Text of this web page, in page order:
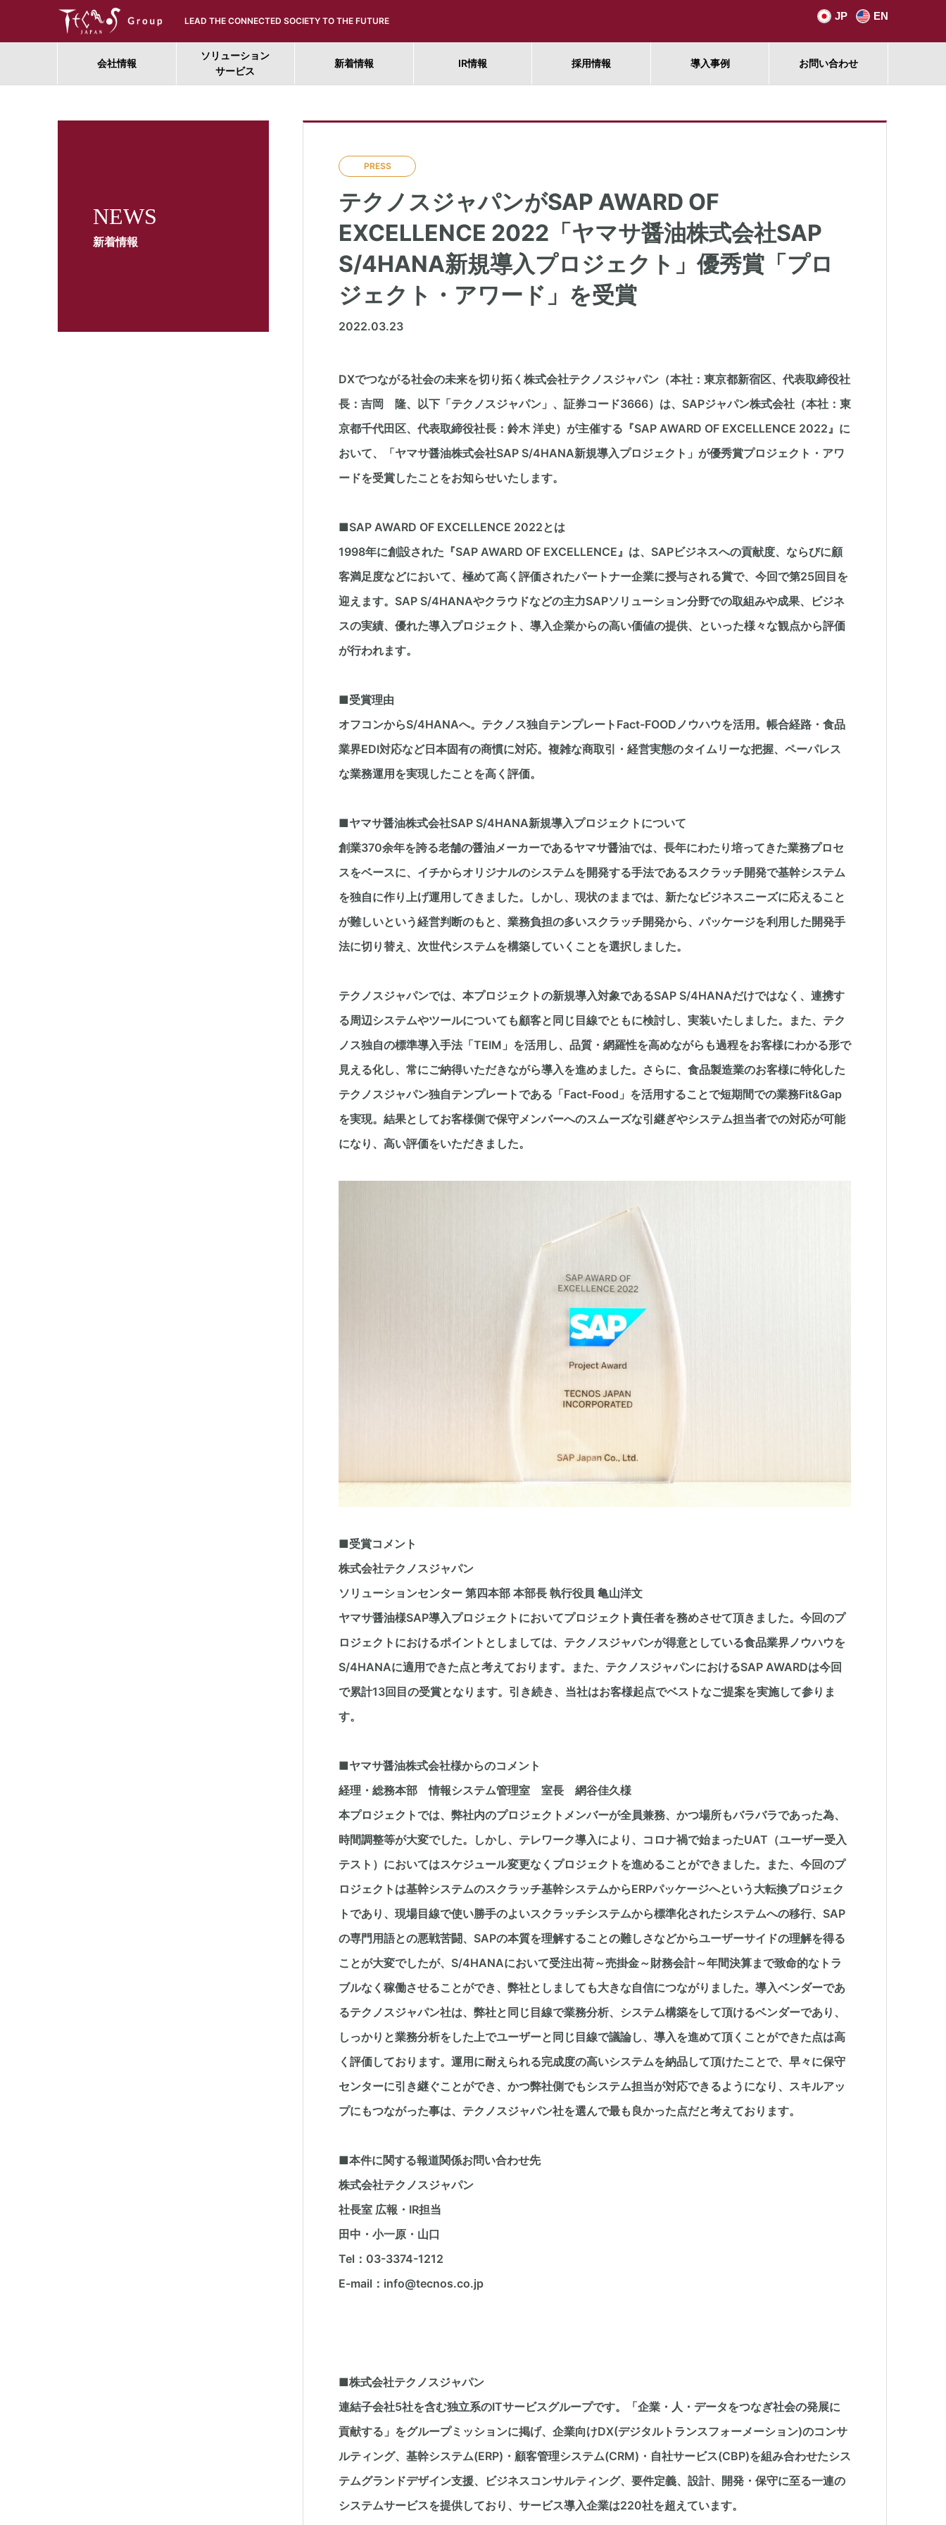
LEAD THE CONNECTED SOCIETY TO THE FUTURE JP EN
会社情報
ソリューション
サービス
新着情報 IR情報 採用情報 導入事例 お問い合わせ
NEWS
新着情報
PRESS
テクノスジャパンがSAP AWARD OF
EXCELLENCE 2022「ヤマサ醤油株式会社SAP
S/4HANA新規導入プロジェクト」優秀賞「プロ
ジェクト・アワード」を受賞
2022.03.23
DXでつながる社会の未来を切り拓く株式会社テクノスジャパン（本社：東京都新宿区、代表取締役社
長：吉岡 隆、以下「テクノスジャパン」、証券コード3666）は、SAPジャパン株式会社（本社：東
京都千代田区、代表取締役社長：鈴木 洋史）が主催する『SAP AWARD OF EXCELLENCE 2022』に
おいて、「ヤマサ醤油株式会社SAP S/4HANA新規導入プロジェクト」が優秀賞プロジェクト・アワ
ードを受賞したことをお知らせいたします。
■SAP AWARD OF EXCELLENCE 2022とは
1998年に創設された『SAP AWARD OF EXCELLENCE』は、SAPビジネスへの貢献度、ならびに顧
客満足度などにおいて、極めて高く評価されたパートナー企業に授与される賞で、今回で第25回目を
迎えます。SAP S/4HANAやクラウドなどの主力SAPソリューション分野での取組みや成果、ビジネ
スの実績、優れた導入プロジェクト、導入企業からの高い価値の提供、といった様々な観点から評価
が行われます。
■受賞理由
オフコンからS/4HANAへ。テクノス独自テンプレートFact-FOODノウハウを活用。帳合経路・食品
業界EDI対応など日本固有の商慣に対応。複雑な商取引・経営実態のタイムリーな把握、ペーパレス
な業務運用を実現したことを高く評価。
■ヤマサ醤油株式会社SAP S/4HANA新規導入プロジェクトについて
創業370余年を誇る老舗の醤油メーカーであるヤマサ醤油では、長年にわたり培ってきた業務プロセ
スをベースに、イチからオリジナルのシステムを開発する手法であるスクラッチ開発で基幹システム
を独自に作り上げ運用してきました。しかし、現状のままでは、新たなビジネスニーズに応えること
が難しいという経営判断のもと、業務負担の多いスクラッチ開発から、パッケージを利用した開発手
法に切り替え、次世代システムを構築していくことを選択しました。
テクノスジャパンでは、本プロジェクトの新規導入対象であるSAP S/4HANAだけではなく、連携す
る周辺システムやツールについても顧客と同じ目線でともに検討し、実装いたしました。また、テク
ノス独自の標準導入手法「TEIM」を活用し、品質・網羅性を高めながらも過程をお客様にわかる形で
見える化し、常にご納得いただきながら導入を進めました。さらに、食品製造業のお客様に特化した
テクノスジャパン独自テンプレートである「Fact-Food」を活用することで短期間での業務Fit&Gap
を実現。結果としてお客様側で保守メンバーへのスムーズな引継ぎやシステム担当者での対応が可能
になり、高い評価をいただきました。
■受賞コメント
株式会社テクノスジャパン
ソリューションセンター 第四本部 本部長 執行役員 亀山洋文
ヤマサ醤油様SAP導入プロジェクトにおいてプロジェクト責任者を務めさせて頂きました。今回のプ
ロジェクトにおけるポイントとしましては、テクノスジャパンが得意としている食品業界ノウハウを
S/4HANAに適用できた点と考えております。また、テクノスジャパンにおけるSAP AWARDは今回
で累計13回目の受賞となります。引き続き、当社はお客様起点でベストなご提案を実施して参りま
す。
■ヤマサ醤油株式会社様からのコメント
経理・総務本部 情報システム管理室 室長 網谷佳久様
本プロジェクトでは、弊社内のプロジェクトメンバーが全員兼務、かつ場所もバラバラであった為、
時間調整等が大変でした。しかし、テレワーク導入により、コロナ禍で始まったUAT（ユーザー受入
テスト）においてはスケジュール変更なくプロジェクトを進めることができました。また、今回のプ
ロジェクトは基幹システムのスクラッチ基幹システムからERPパッケージへという大転換プロジェク
トであり、現場目線で使い勝手のよいスクラッチシステムから標準化されたシステムへの移行、SAP
の専門用語との悪戦苦闘、SAPの本質を理解することの難しさなどからユーザーサイドの理解を得る
ことが大変でしたが、S/4HANAにおいて受注出荷～売掛金～財務会計～年間決算まで致命的なトラ
ブルなく稼働させることができ、弊社としましても大きな自信につながりました。導入ベンダーであ
るテクノスジャパン社は、弊社と同じ目線で業務分析、システム構築をして頂けるベンダーであり、
しっかりと業務分析をした上でユーザーと同じ目線で議論し、導入を進めて頂くことができた点は高
く評価しております。運用に耐えられる完成度の高いシステムを納品して頂けたことで、早々に保守
センターに引き継ぐことができ、かつ弊社側でもシステム担当が対応できるようになり、スキルアッ
プにもつながった事は、テクノスジャパン社を選んで最も良かった点だと考えております。
■本件に関する報道関係お問い合わせ先
株式会社テクノスジャパン
社長室 広報・IR担当
田中・小一原・山口
Tel：03-3374-1212
E-mail：info@tecnos.co.jp
■株式会社テクノスジャパン
連結子会社5社を含む独立系のITサービスグループです。「企業・人・データをつなぎ社会の発展に
貢献する」をグループミッションに掲げ、企業向けDX(デジタルトランスフォーメーション)のコンサ
ルティング、基幹システム(ERP)・顧客管理システム(CRM)・自社サービス(CBP)を組み合わせたシス
テムグランドデザイン支援、ビジネスコンサルティング、要件定義、設計、開発・保守に至る一連の
システムサービスを提供しており、サービス導入企業は220社を超えています。